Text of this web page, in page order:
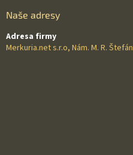
Naše adresy
Adresa firmy
Merkuria.net s.r.o, Nám. M. R.